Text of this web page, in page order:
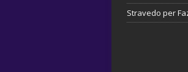
Stravedo per